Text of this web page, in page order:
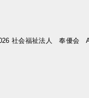
社会福祉法人 奉優会